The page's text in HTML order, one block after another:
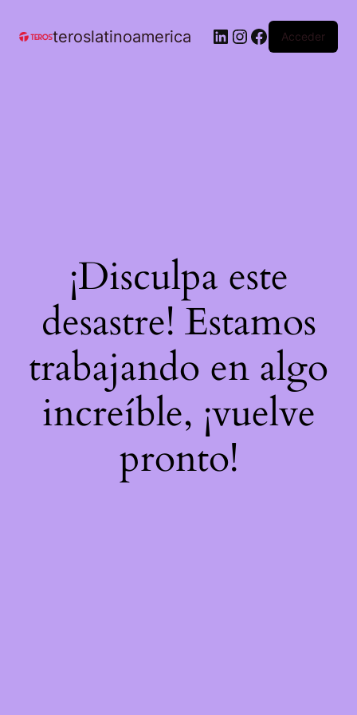
teroslatinoamerica Acceder
¡Disculpa este
desastre! Estamos
trabajando en algo
increíble, ¡vuelve
pronto!